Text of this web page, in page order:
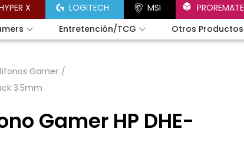
X LOGITECH MSI PROREMATE
Entretención/TCG Otros Productos
Gamer /
3.5mm
Gamer HP DHE-